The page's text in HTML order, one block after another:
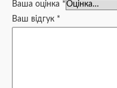
Ваша оцінка *
Ваш відгук *